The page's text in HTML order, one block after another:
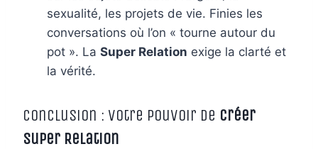
sexualité, les projets de vie. Finies les
conversations où l’on « tourne autour du
pot ». La Super Relation exige la clarté et
la vérité.
Conclusion : Votre Pouvoir de Créer
Super Relation